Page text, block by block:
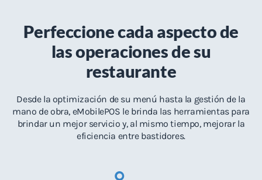
Perfeccione cada aspecto de
las operaciones de su
restaurante
Desde la optimización de su menú hasta la gestión de la
mano de obra, eMobilePOS le brinda las herramientas para
brindar un mejor servicio y, al mismo tiempo, mejorar la
eficiencia entre bastidores.